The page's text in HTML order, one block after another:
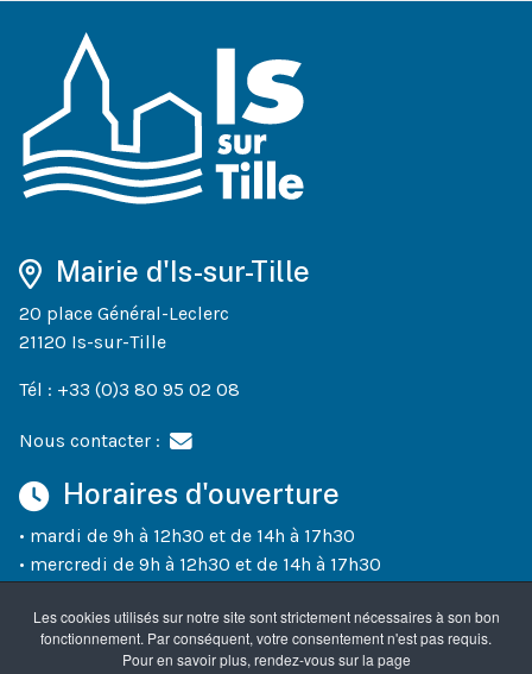
Mairie d'Is-sur-Tille
20 place Général-Leclerc
21120 Is-sur-Tille
Tél : +33 (0)3 80 95 02 08
Nous contacter :
Horaires d'ouverture
• mardi de 9h à 12h30 et de 14h à 17h30
• mercredi de 9h à 12h30 et de 14h à 17h30
• vendredi de 9h à 12h30 et de 14h à 17h30
• un samedi sur deux (semaines paires) de 10h à 12h
Les cookies utilisés sur notre site sont strictement nécessaires à son bon
fonctionnement. Par conséquent, votre consentement n'est pas requis.
Pour en savoir plus, rendez-vous sur la page